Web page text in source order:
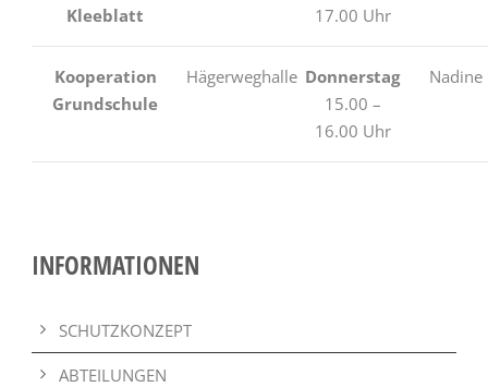
Kleeblatt
17.00 Uhr
Kooperation
Grundschule
Hägerweghalle Donnerstag
15.00 –
16.00 Uhr
Nadine
INFORMATIONEN
SCHUTZKONZEPT
ABTEILUNGEN